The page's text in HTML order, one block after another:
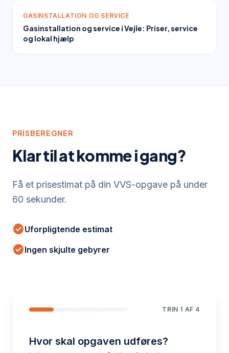
GASINSTALLATION OG SERVICE
Gasinstallation og service i Vejle: Priser, service
og lokal hjælp
PRISBEREGNER
Klar til at komme i gang?
Få et prisestimat på din VVS-opgave på under
60 sekunder.
check_circleUforpligtende estimat
check_circleIngen skjulte gebyrer
TRIN 1 AF 4
Hvor skal opgaven udføres?